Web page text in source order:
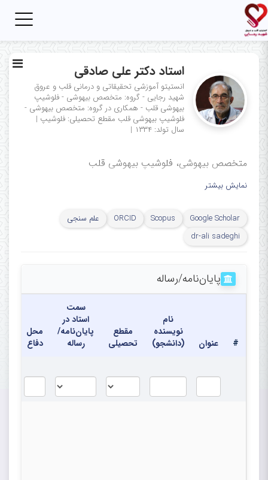
استاد دکتر علی صادقی
انستیتو آموزشی تحقیقاتی و درمانی قلب و عروق
شهید رجایی - گروه: متخصص بیهوشی - فلوشیپ
بیهوشی قلب - همکاری در گروه: متخصص بیهوشی -
فلوشیپ بیهوشی قلب مقطع تحصیلی: فلوشیپ |
سال تولد: ۱۳۳۴
|
متخصص بیهوشی، فلوشیپ بیهوشی قلب
نمایش بیشتر
Google Scholar
Scopus
ORCID
علم سنجی
dr-ali sadeghi
پایان‌نامه‌/رساله
# عنوان
نام
نویسنده
(دانشجو)
مقطع
تحصیلی
سمت
استاد در
پایان‌نامه/
رساله
محل
دفاع